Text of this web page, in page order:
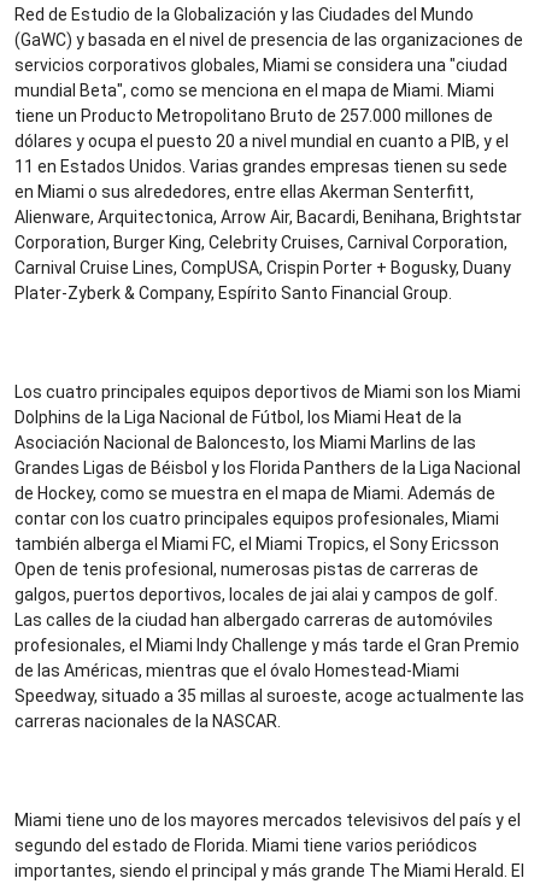
Red de Estudio de la Globalización y las Ciudades del Mundo
(GaWC) y basada en el nivel de presencia de las organizaciones de
servicios corporativos globales, Miami se considera una "ciudad
mundial Beta", como se menciona en el mapa de Miami. Miami
tiene un Producto Metropolitano Bruto de 257.000 millones de
dólares y ocupa el puesto 20 a nivel mundial en cuanto a PIB, y el
11 en Estados Unidos. Varias grandes empresas tienen su sede
en Miami o sus alrededores, entre ellas Akerman Senterfitt,
Alienware, Arquitectonica, Arrow Air, Bacardi, Benihana, Brightstar
Corporation, Burger King, Celebrity Cruises, Carnival Corporation,
Carnival Cruise Lines, CompUSA, Crispin Porter + Bogusky, Duany
Plater-Zyberk & Company, Espírito Santo Financial Group.
Los cuatro principales equipos deportivos de Miami son los Miami
Dolphins de la Liga Nacional de Fútbol, los Miami Heat de la
Asociación Nacional de Baloncesto, los Miami Marlins de las
Grandes Ligas de Béisbol y los Florida Panthers de la Liga Nacional
de Hockey, como se muestra en el mapa de Miami. Además de
contar con los cuatro principales equipos profesionales, Miami
también alberga el Miami FC, el Miami Tropics, el Sony Ericsson
Open de tenis profesional, numerosas pistas de carreras de
galgos, puertos deportivos, locales de jai alai y campos de golf.
Las calles de la ciudad han albergado carreras de automóviles
profesionales, el Miami Indy Challenge y más tarde el Gran Premio
de las Américas, mientras que el óvalo Homestead-Miami
Speedway, situado a 35 millas al suroeste, acoge actualmente las
carreras nacionales de la NASCAR.
Miami tiene uno de los mayores mercados televisivos del país y el
segundo del estado de Florida. Miami tiene varios periódicos
importantes, siendo el principal y más grande The Miami Herald. El